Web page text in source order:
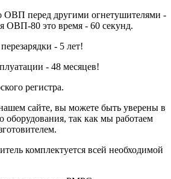
ОВП перед другими огнетушителями -
ОВП-80 это время - 60 секунд.
- 5 лет!
- 48 месяцев!
регистра.
сайте, вы можете быть уверены в
оборудования, так как мы работаем
комплектуется всей необходимой